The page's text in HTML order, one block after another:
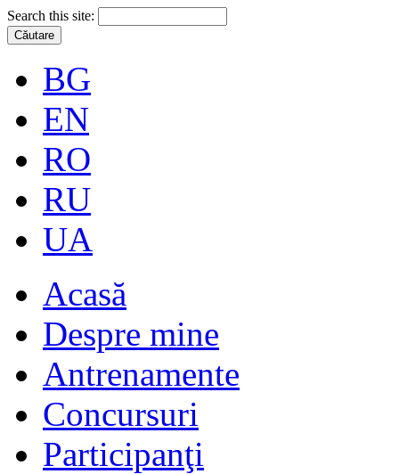
Search this site:
BG
EN
RO
RU
UA
Acasă
Despre mine
Antrenamente
Concursuri
Participanţi